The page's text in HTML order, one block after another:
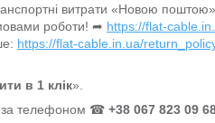
витрати «Новою
роботи! ➦ https://flat-
https://flat-cable.in.ua/
в 1 клік».
за телефоном ☎ +38 067 823 09